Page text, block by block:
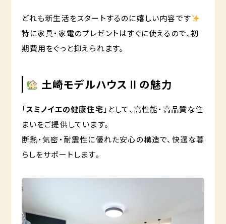
どれも新生活をスタートするのに嬉しい内容です
特に家具・家電のプレゼントはすぐに使えるので、初
期費用をぐっと抑えられます。
土崎モデルハウスⅡの魅力
「スミノイエの健康住宅 」として、高性能・高品質な住
まいをご提供しています。
断熱・気密・耐震性に優れた安心の構造で、快適な暮
らしをサポートします。